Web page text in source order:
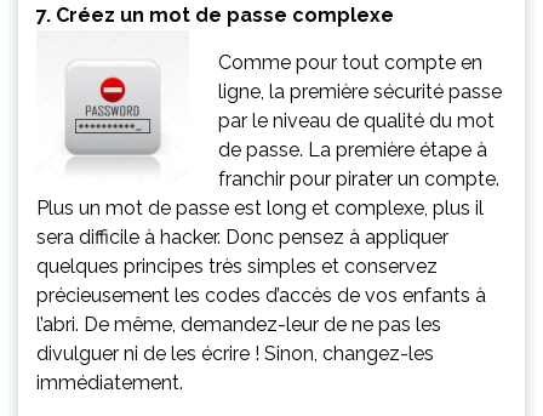
7. Créez un mot de passe complexe
Comme pour tout compte en
ligne, la première sécurité passe
par le niveau de qualité du mot
de passe. La première étape à
franchir pour pirater un compte.
Plus un mot de passe est long et complexe, plus il
sera difficile à hacker. Donc pensez à appliquer
quelques principes très simples et conservez
précieusement les codes d’accès de vos enfants à
l’abri. De même, demandez-leur de ne pas les
divulguer ni de les écrire ! Sinon, changez-les
immédiatement.